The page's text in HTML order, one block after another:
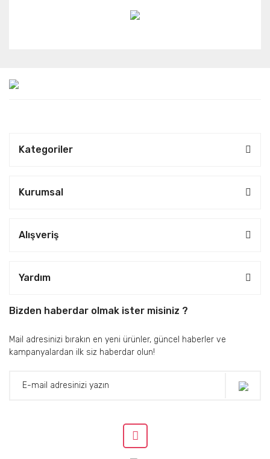
Kategoriler
Kurumsal
Alışveriş
Yardım
Bizden haberdar olmak ister misiniz ?
Mail adresinizi bırakın en yeni ürünler, güncel haberler ve
kampanyalardan ilk siz haberdar olun!